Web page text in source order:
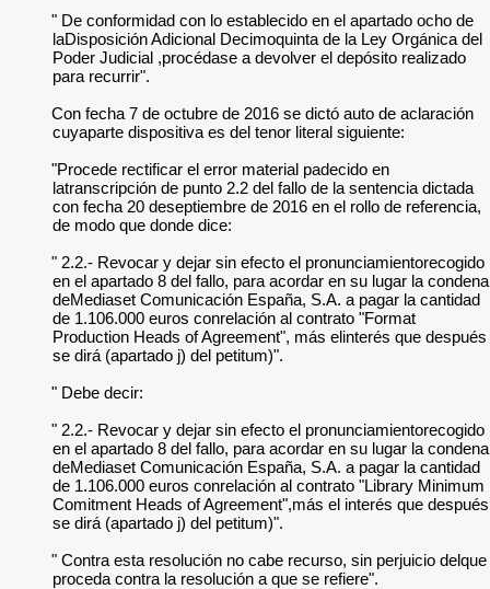
" De conformidad con lo establecido en el apartado ocho de
laDisposición Adicional Decimoquinta de la Ley Orgánica del
Poder Judicial ,procédase a devolver el depósito realizado
para recurrir".
Con fecha 7 de octubre de 2016 se dictó auto de aclaración
cuyaparte dispositiva es del tenor literal siguiente:
"Procede rectificar el error material padecido en
latranscripción de punto 2.2 del fallo de la sentencia dictada
con fecha 20 deseptiembre de 2016 en el rollo de referencia,
de modo que donde dice:
" 2.2.- Revocar y dejar sin efecto el pronunciamientorecogido
en el apartado 8 del fallo, para acordar en su lugar la condena
deMediaset Comunicación España, S.A. a pagar la cantidad
de 1.106.000 euros conrelación al contrato "Format
Production Heads of Agreement", más elinterés que después
se dirá (apartado j) del petitum)".
" Debe decir:
" 2.2.- Revocar y dejar sin efecto el pronunciamientorecogido
en el apartado 8 del fallo, para acordar en su lugar la condena
deMediaset Comunicación España, S.A. a pagar la cantidad
de 1.106.000 euros conrelación al contrato "Library Minimum
Comitment Heads of Agreement",más el interés que después
se dirá (apartado j) del petitum)".
" Contra esta resolución no cabe recurso, sin perjuicio delque
proceda contra la resolución a que se refiere".